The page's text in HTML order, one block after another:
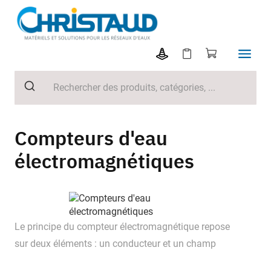
Compteurs d'eau
électromagnétiques
Le principe du compteur électromagnétique repose
sur deux éléments : un conducteur et un champ